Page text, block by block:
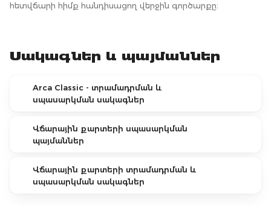
հետվճարի հիմք հանդիսացող վերջին գործարքը։
Սակագներ և պայմաններ
Arca Classic - տրամադրման և
սպասարկման սակագներ
Վճարային քարտերի սպասարկման
պայմաններ
Վճարային քարտերի տրամադրման և
սպասարկման սակագներ